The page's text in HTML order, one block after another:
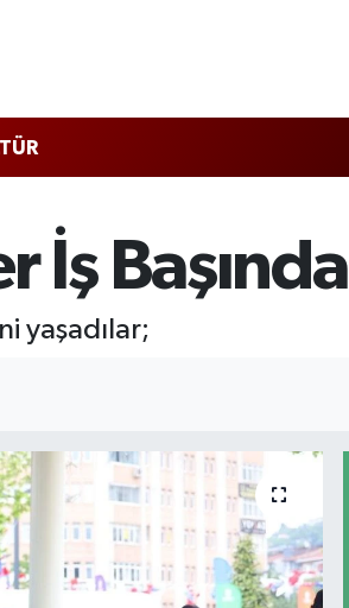
İş Başında
yaşadılar;